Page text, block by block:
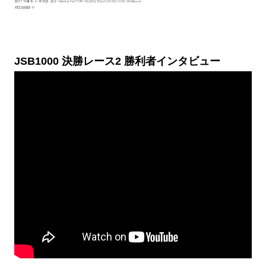
JSB1000 決勝レース2 勝利者インタビュー